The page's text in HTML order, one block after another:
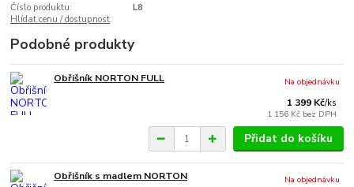
Číslo produktu:
L8
Hlídat cenu / dostupnost
Podobné produkty
Obřišník NORTON FULL
1 399 Kč/ks
1 156 Kč bez DPH
Na objednávku
Přidat do košíku
Obřišník s madlem NORTON
Na objednávku